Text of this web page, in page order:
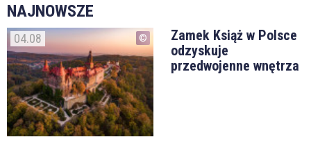
NAJNOWSZE
04.08
Zamek Książ w Polsce
odzyskuje
przedwojenne wnętrza